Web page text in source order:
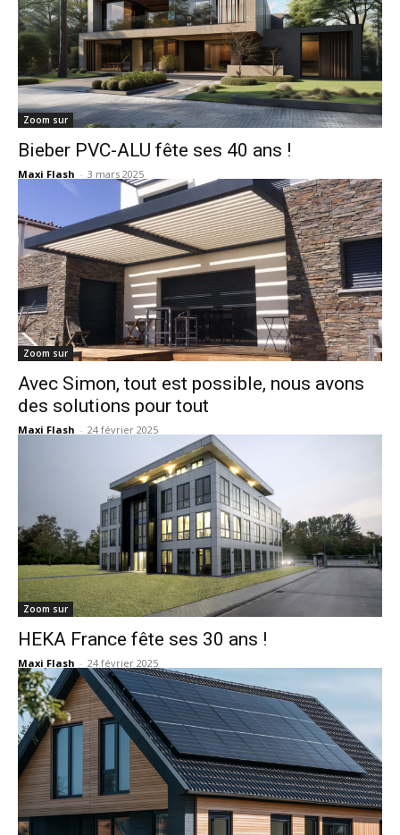
Zoom sur
Bieber PVC-ALU fête ses 40 ans !
Maxi Flash - 3 mars 2025
Zoom sur
Avec Simon, tout est possible, nous avons
des solutions pour tout
Maxi Flash - 24 février 2025
Zoom sur
HEKA France fête ses 30 ans !
Maxi Flash - 24 février 2025